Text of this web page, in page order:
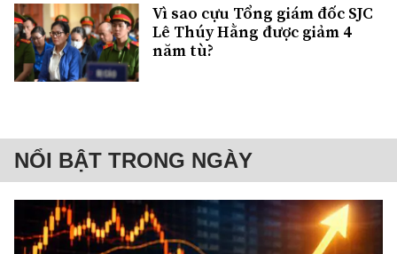
Vì sao cựu Tổng giám đốc SJC
Lê Thúy Hằng được giảm 4
năm tù?
NỔI BẬT TRONG NGÀY